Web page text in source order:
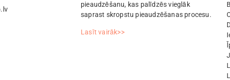
pieaudzēšanu, kas palīdzēs vieglāk
saprast skropstu pieaudzēšanas procesu.
Lasīt vairāk>>